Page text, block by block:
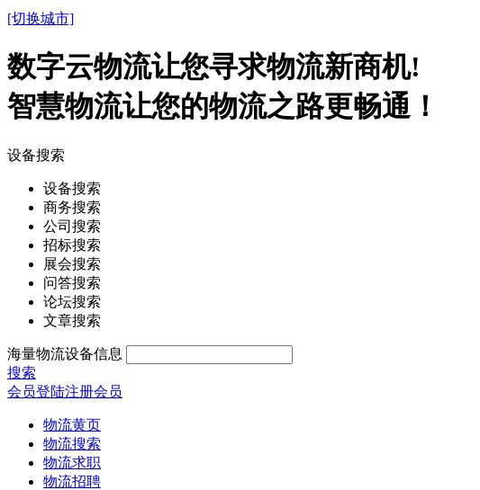
[切换城市]
数字云物流让您寻求物流新商机!
智慧物流让您的物流之路更畅通！
设备搜索
设备搜索
商务搜索
公司搜索
招标搜索
展会搜索
问答搜索
论坛搜索
文章搜索
海量物流设备信息
搜索
会员登陆注册会员
物流黄页
物流搜索
物流求职
物流招聘